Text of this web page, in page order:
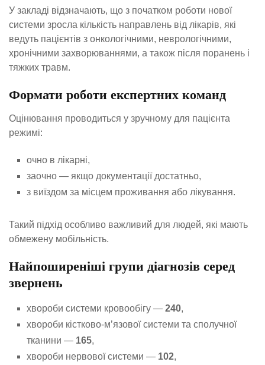
У закладі відзначають, що з початком роботи нової
системи зросла кількість направлень від лікарів, які
ведуть пацієнтів з онкологічними, неврологічними,
хронічними захворюваннями, а також після поранень і
тяжких травм.
Формати роботи експертних команд
Оцінювання проводиться у зручному для пацієнта
режимі:
очно в лікарні,
заочно — якщо документації достатньо,
з виїздом за місцем проживання або лікування.
Такий підхід особливо важливий для людей, які мають
обмежену мобільність.
Найпоширеніші групи діагнозів серед
звернень
хвороби системи кровообігу — 240,
хвороби кістково-м’язової системи та сполучної
тканини — 165,
хвороби нервової системи — 102,